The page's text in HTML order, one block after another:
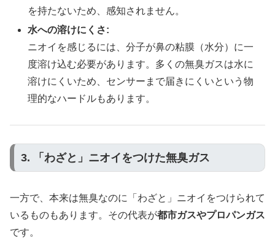
を持たないため、感知されません。
水への溶けにくさ:
ニオイを感じるには、分子が鼻の粘膜（水分）に一
度溶け込む必要があります。多くの無臭ガスは水に
溶けにくいため、センサーまで届きにくいという物
理的なハードルもあります。
3. 「わざと」ニオイをつけた無臭ガス
一方で、本来は無臭なのに「わざと」ニオイをつけられて
いるものもあります。その代表が都市ガスやプロパンガス
です。